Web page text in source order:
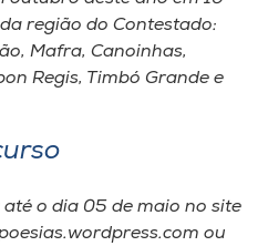
região do Contestado:
Mafra, Canoinhas,
Regis, Timbó Grande e
o dia 05 de maio no site
ou